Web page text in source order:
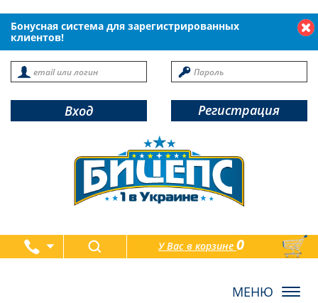
Бонусная система для зарегистрированных
клиентов!
Вход Регистрация
У Вас в корзине0
товаров